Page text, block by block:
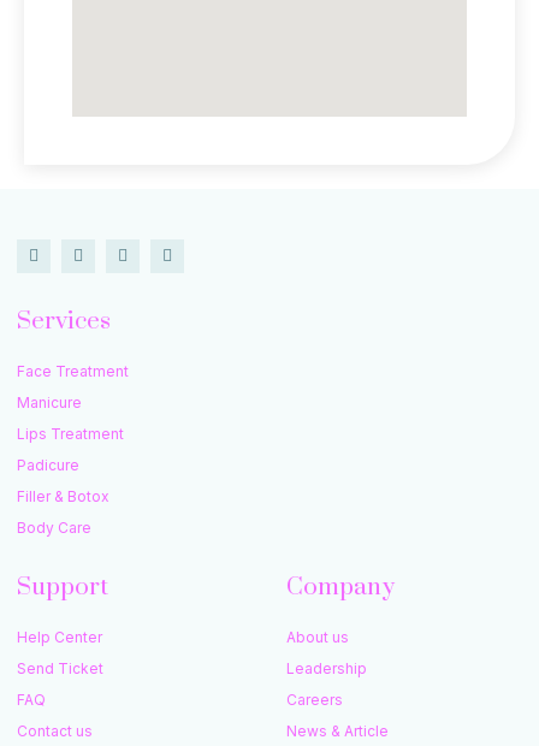
Services
Face Treatment
Manicure
Lips Treatment
Padicure
Filler & Botox
Body Care
Support
Help Center
Send Ticket
FAQ
Contact us
Company
About us
Leadership
Careers
News & Article